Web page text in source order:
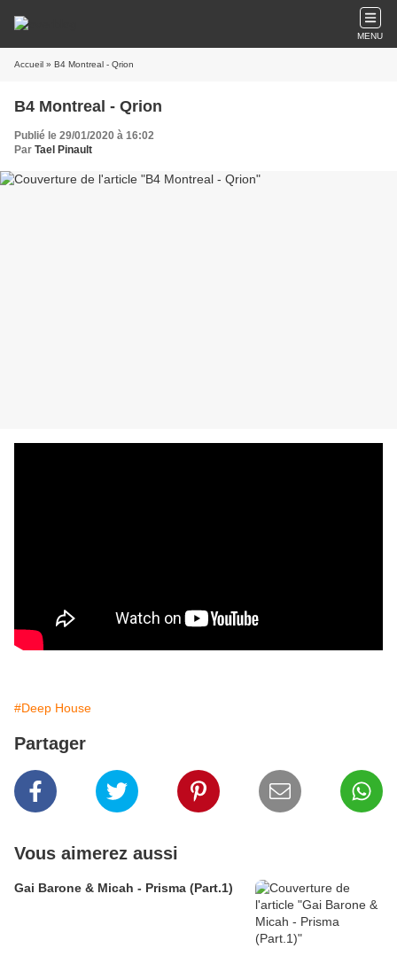
MENU
Accueil » B4 Montreal - Qrion
B4 Montreal - Qrion
Publié le 29/01/2020 à 16:02
Par Tael Pinault
#Deep House
Partager
Vous aimerez aussi
Gai Barone & Micah - Prisma (Part.1)